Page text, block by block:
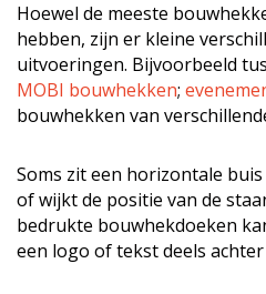
Hoewel de meeste
hebben, zijn er kleine
uitvoeringen. Bijvoorbeeld
MOBI bouwhekken;
bouwhekken van
Soms zit een horizontale
of wijkt de positie van de
bedrukte bouwhekdoeken
een logo of tekst deels